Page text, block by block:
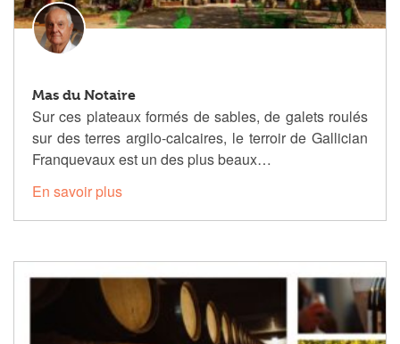
Mas du Notaire
Sur ces plateaux formés de sables, de galets roulés
sur des terres argilo-calcaires, le terroir de Gallician
Franquevaux est un des plus beaux…
En savoir plus